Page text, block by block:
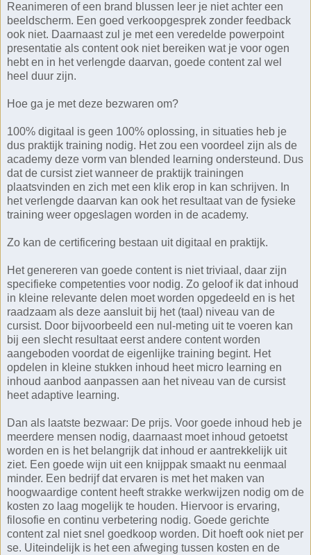
Reanimeren of een brand blussen leer je niet achter een
beeldscherm. Een goed verkoopgesprek zonder feedback
ook niet. Daarnaast zul je met een veredelde powerpoint
presentatie als content ook niet bereiken wat je voor ogen
hebt en in het verlengde daarvan, goede content zal wel
heel duur zijn.
Hoe ga je met deze bezwaren om?
100% digitaal is geen 100% oplossing, in situaties heb je
dus praktijk training nodig. Het zou een voordeel zijn als de
academy deze vorm van blended learning ondersteund. Dus
dat de cursist ziet wanneer de praktijk trainingen
plaatsvinden en zich met een klik erop in kan schrijven. In
het verlengde daarvan kan ook het resultaat van de fysieke
training weer opgeslagen worden in de academy.
Zo kan de certificering bestaan uit digitaal en praktijk.
Het genereren van goede content is niet triviaal, daar zijn
specifieke competenties voor nodig. Zo geloof ik dat inhoud
in kleine relevante delen moet worden opgedeeld en is het
raadzaam als deze aansluit bij het (taal) niveau van de
cursist. Door bijvoorbeeld een nul-meting uit te voeren kan
bij een slecht resultaat eerst andere content worden
aangeboden voordat de eigenlijke training begint. Het
opdelen in kleine stukken inhoud heet micro learning en
inhoud aanbod aanpassen aan het niveau van de cursist
heet adaptive learning.
Dan als laatste bezwaar: De prijs. Voor goede inhoud heb je
meerdere mensen nodig, daarnaast moet inhoud getoetst
worden en is het belangrijk dat inhoud er aantrekkelijk uit
ziet. Een goede wijn uit een knijppak smaakt nu eenmaal
minder. Een bedrijf dat ervaren is met het maken van
hoogwaardige content heeft strakke werkwijzen nodig om de
kosten zo laag mogelijk te houden. Hiervoor is ervaring,
filosofie en continu verbetering nodig. Goede gerichte
content zal niet snel goedkoop worden. Dit hoeft ook niet per
se. Uiteindelijk is het een afweging tussen kosten en de